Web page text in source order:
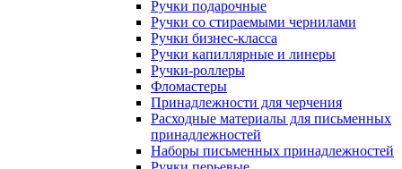
Ручки подарочные
Ручки со стираемыми чернилами
Ручки бизнес-класса
Ручки капиллярные и линеры
Ручки-роллеры
Фломастеры
Принадлежности для черчения
Расходные материалы для письменных
принадлежностей
Наборы письменных принадлежностей